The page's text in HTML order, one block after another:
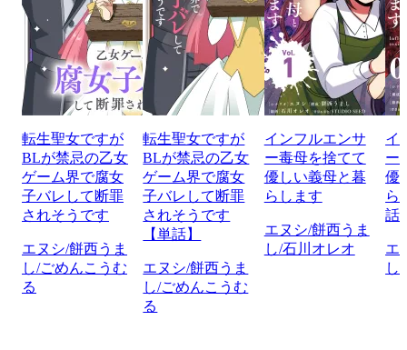
転生聖女ですが
BLが禁忌の乙女
ゲーム界で腐女
子バレして断罪
されそうです
エヌシ/餅西うま
し/ごめんこうむ
る
転生聖女ですが
BLが禁忌の乙女
ゲーム界で腐女
子バレして断罪
されそうです
【単話】
エヌシ/餅西うま
し/ごめんこうむ
る
インフルエンサ
ー毒母を捨てて
優しい義母と暮
らします
エヌシ/餅西うま
し/石川オレオ
イ
ー
優
ら
話
エ
し